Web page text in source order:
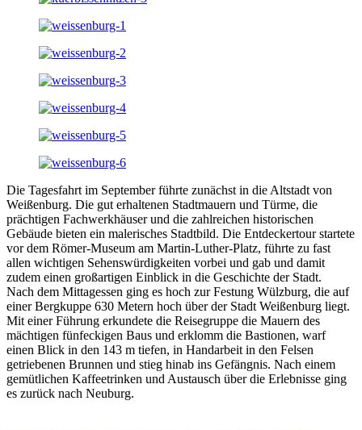
Die Tagesfahrt im September führte zunächst in die Altstadt von
Weißenburg. Die gut erhaltenen Stadtmauern und Türme, die
prächtigen Fachwerkhäuser und die zahlreichen historischen
Gebäude bieten ein malerisches Stadtbild. Die Entdeckertour startete
vor dem Römer-Museum am Martin-Luther-Platz, führte zu fast
allen wichtigen Sehenswürdigkeiten vorbei und gab und damit
zudem einen großartigen Einblick in die Geschichte der Stadt.
Nach dem Mittagessen ging es hoch zur Festung Wülzburg, die auf
einer Bergkuppe 630 Metern hoch über der Stadt Weißenburg liegt.
Mit einer Führung erkundete die Reisegruppe die Mauern des
mächtigen fünfeckigen Baus und erklomm die Bastionen, warf
einen Blick in den 143 m tiefen, in Handarbeit in den Felsen
getriebenen Brunnen und stieg hinab ins Gefängnis. Nach einem
gemütlichen Kaffeetrinken und Austausch über die Erlebnisse ging
es zurück nach Neuburg.